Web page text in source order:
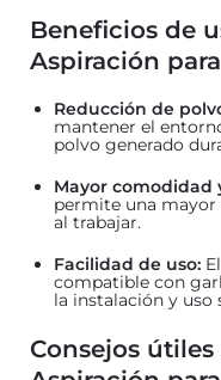
Beneficios de
Aspiración
Reducción de
mantener el
polvo generado
Mayor comodidad
permite una
al trabajar.
Facilidad de uso:
compatible con
la instalación y uso
Consejos